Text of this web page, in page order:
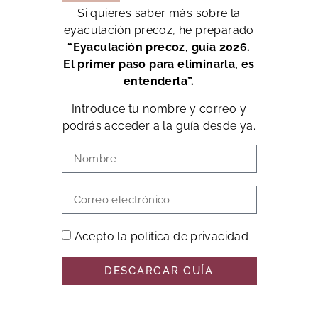
Si quieres saber más sobre la
eyaculación precoz, he preparado
“Eyaculación precoz, guía 2026.
El primer paso para eliminarla, es
entenderla”.
Introduce tu nombre y correo y
podrás acceder a la guía desde ya.
Acepto la política de privacidad
DESCARGAR GUÍA